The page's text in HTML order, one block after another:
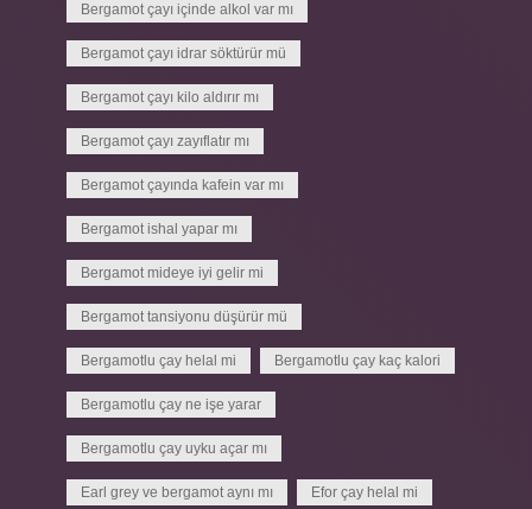
Bergamot çayı içinde alkol var mı
Bergamot çayı idrar söktürür mü
Bergamot çayı kilo aldırır mı
Bergamot çayı zayıflatır mı
Bergamot çayında kafein var mı
Bergamot ishal yapar mı
Bergamot mideye iyi gelir mi
Bergamot tansiyonu düşürür mü
Bergamotlu çay helal mi Bergamotlu çay kaç kalori
Bergamotlu çay ne işe yarar
Bergamotlu çay uyku açar mı
Earl grey ve bergamot aynı mı Efor çay helal mi